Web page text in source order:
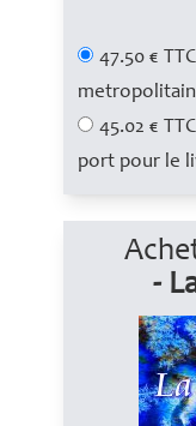
47.50 €
45.02 €
port pour le
-